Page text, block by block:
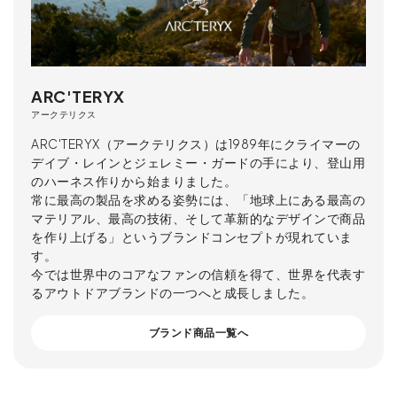
ARC'TERYX
アークテリクス
ARC'TERYX（アークテリクス）は1989年にクライマーの
デイブ・レインとジェレミー・ガードの手により、登山用
のハーネス作りから始まりました。
常に最高の製品を求める姿勢には、「地球上にある最高の
マテリアル、最高の技術、そして革新的なデザインで商品
を作り上げる」というブランドコンセプトが現れていま
す。
今では世界中のコアなファンの信頼を得て、世界を代表す
るアウトドアブランドの一つへと成長しました。
ブランド商品一覧へ